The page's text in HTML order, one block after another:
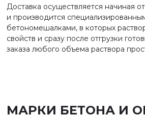
Доставка осуществляется начиная
и производится
бетономешалками, в которых
свойств и сразу после отгрузки
заказа любого объема раствора
МАРКИ БЕТОНА И